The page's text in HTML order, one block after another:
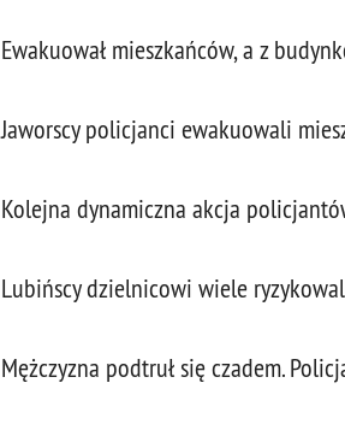
Ewakuował mieszkańców, a z
Jaworscy policjanci ewakuowali
Kolejna dynamiczna akcja
Lubińscy dzielnicowi wiele
Mężczyzna podtruł się czadem.